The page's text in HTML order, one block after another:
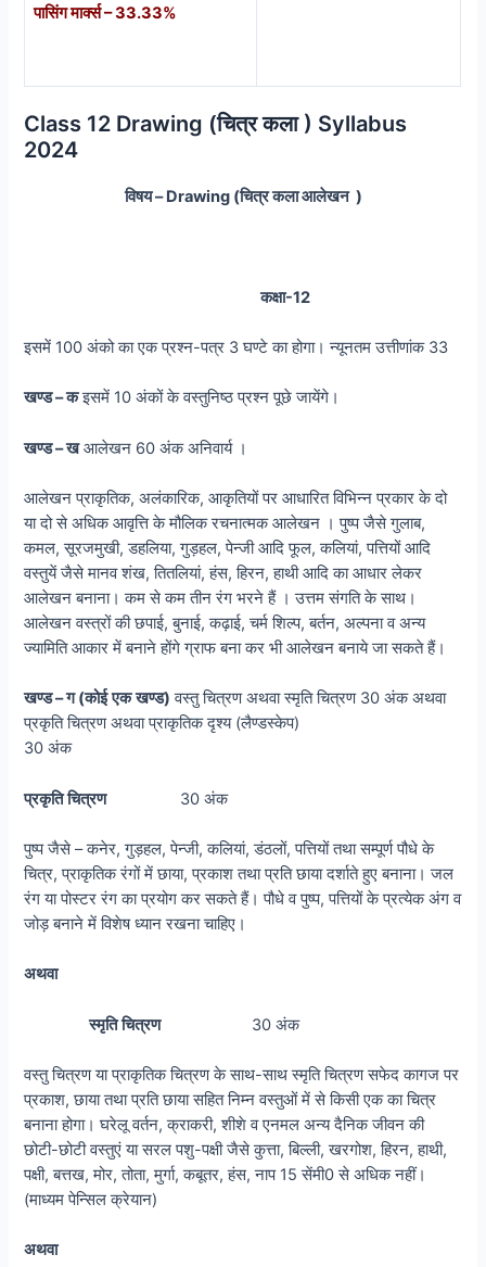
पासिंग मार्क्स – 33.33%
Class 12 Drawing (चित्र कला ) Syllabus
2024
विषय– Drawing (चित्र कला आलेखन )
कक्षा-12
इसमें 100 अंको का एक प्रश्न-पत्र 3 घण्टे का होगा। न्यूनतम उत्तीणांक 33
खण्ड–कइसमें 10 अंकों के वस्तुनिष्ठ प्रश्न पूछे जायेंगे।
खण्ड–खआलेखन 60 अंक अनिवार्य ।
आलेखन प्राकृतिक, अलंकारिक, आकृतियों पर आधारित विभिन्न प्रकार के दो
या दो से अधिक आवृत्ति के मौलिक रचनात्मक आलेखन । पुष्प जैसे गुलाब,
कमल, सूरजमुखी, डहलिया, गुड़हल, पेन्जी आदि फूल, कलियां, पत्तियों आदि
वस्तुयें जैसे मानव शंख, तितलियां, हंस, हिरन, हाथी आदि का आधार लेकर
आलेखन बनाना। कम से कम तीन रंग भरने हैं । उत्तम संगति के साथ।
आलेखन वस्त्रों की छपाई, बुनाई, कढ़ाई, चर्म शिल्प, बर्तन, अल्पना व अन्य
ज्यामिति आकार में बनाने होंगे ग्राफ बना कर भी आलेखन बनाये जा सकते हैं।
खण्ड–ग(कोई एक खण्ड) वस्तु चित्रण अथवा स्मृति चित्रण 30 अंक अथवा
प्रकृति चित्रण अथवा प्राकृतिक दृश्य (लैण्डस्केप)
30 अंक
प्रकृति चित्रण30 अंक
पुष्प जैसे – कनेर, गुड़हल, पेन्जी, कलियां, डंठलों, पत्तियों तथा सम्पूर्ण पौधे के
चित्र, प्राकृतिक रंगों में छाया, प्रकाश तथा प्रति छाया दर्शाते हुए बनाना। जल
रंग या पोस्टर रंग का प्रयोग कर सकते हैं। पौधे व पुष्प, पत्तियों के प्रत्येक अंग व
जोड़ बनाने में विशेष ध्यान रखना चाहिए।
अथवा
स्मृति चित्रण30 अंक
वस्तु चित्रण या प्राकृतिक चित्रण के साथ-साथ स्मृति चित्रण सफेद कागज पर
प्रकाश, छाया तथा प्रति छाया सहित निम्न वस्तुओं में से किसी एक का चित्र
बनाना होगा। घरेलू वर्तन, क्राकरी, शीशे व एनमल अन्य दैनिक जीवन की
छोटी-छोटी वस्तुएं या सरल पशु-पक्षी जैसे कुत्ता, बिल्ली, खरगोश, हिरन, हाथी,
पक्षी, बत्तख, मोर, तोता, मुर्गा, कबूतर, हंस, नाप 15 सेंमी0 से अधिक नहीं।
(माध्यम पेन्सिल क्रेयान)
अथवा